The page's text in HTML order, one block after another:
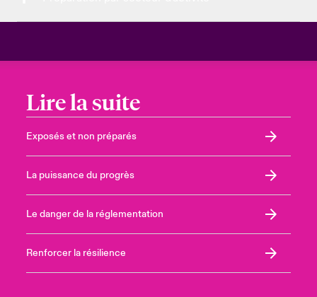
Lire la suite
Exposés et non préparés
La puissance du progrès
Le danger de la réglementation
Renforcer la résilience